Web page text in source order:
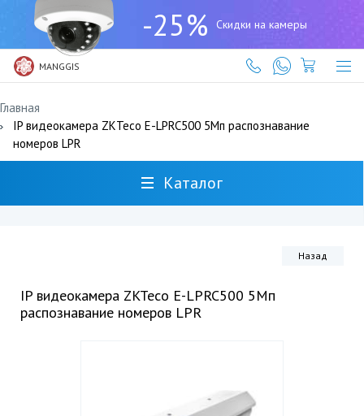
-25% Скидки на камеры
MANGGIS
(727)
317-
61-
61
Главная
IP видеокамера ZKTeco E-LPRC500 5Мп распознавание
номеров LPR
Каталог
Назад
IP видеокамера ZKTeco E-LPRC500 5Мп
распознавание номеров LPR